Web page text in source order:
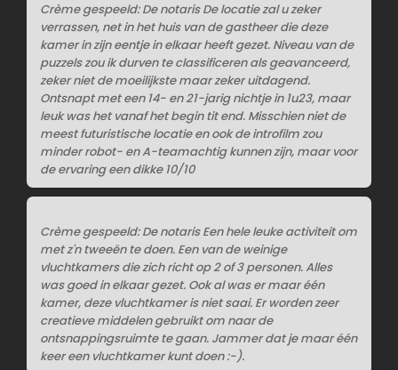
Crème gespeeld: De notaris De locatie zal u zeker
verrassen, net in het huis van de gastheer die deze
kamer in zijn eentje in elkaar heeft gezet. Niveau van de
puzzels zou ik durven te classificeren als geavanceerd,
zeker niet de moeilijkste maar zeker uitdagend.
Ontsnapt met een 14- en 21-jarig nichtje in 1u23, maar
leuk was het vanaf het begin tit end. Misschien niet de
meest futuristische locatie en ook de introfilm zou
minder robot- en A-teamachtig kunnen zijn, maar voor
de ervaring een dikke 10/10
Crème gespeeld: De notaris Een hele leuke activiteit om
met z'n tweeën te doen. Een van de weinige
vluchtkamers die zich richt op 2 of 3 personen. Alles
was goed in elkaar gezet. Ook al was er maar één
kamer, deze vluchtkamer is niet saai. Er worden zeer
creatieve middelen gebruikt om naar de
ontsnappingsruimte te gaan. Jammer dat je maar één
keer een vluchtkamer kunt doen :-).